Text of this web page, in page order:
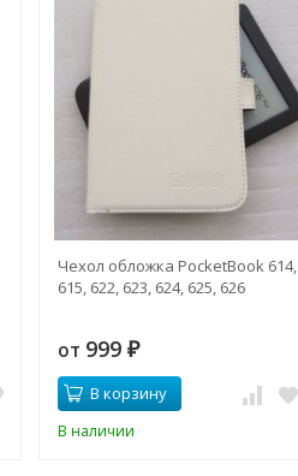
Чехол обложка PocketBook 614,
615, 622, 623, 624, 625, 626
от 999 ₽
В корзину
В наличии